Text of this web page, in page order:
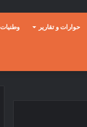
حوارات و تقارير وطنيات